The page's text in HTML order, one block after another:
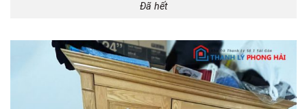
Đã hết